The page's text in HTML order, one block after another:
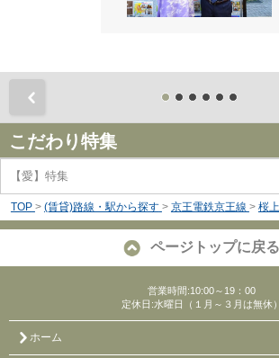
こだわり特集
【愛】特集
TOP > (賃貸)路線・駅から探す > 京王電鉄京王線 > 桜
ページトップに戻る
営業時間:10:00～19：00
定休日:水曜日（１月～３月は無休）
ホーム